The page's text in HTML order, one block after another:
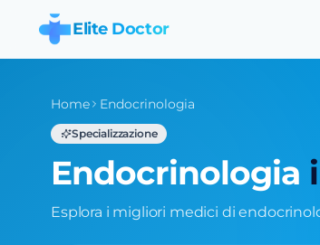
Elite Doctor
Home Endocrinologia
Specializzazione
Endocrinologia
Esplora i migliori medici di